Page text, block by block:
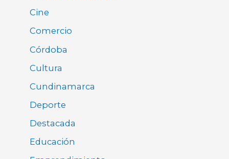
Cine
Comercio
Córdoba
Cultura
Cundinamarca
Deporte
Destacada
Educación